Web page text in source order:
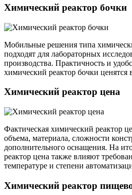
Химический реактор бочки
Мобильные решения типа
подходят для лабораторных
производства. Практичность и
химический реактор бочки ценятся
Химический реактор цена
Фактическая химический реактор
объема, материала, сложности
дополнительного оснащения. На
реактор цена также влияют
температуре и степени
Химический реактор